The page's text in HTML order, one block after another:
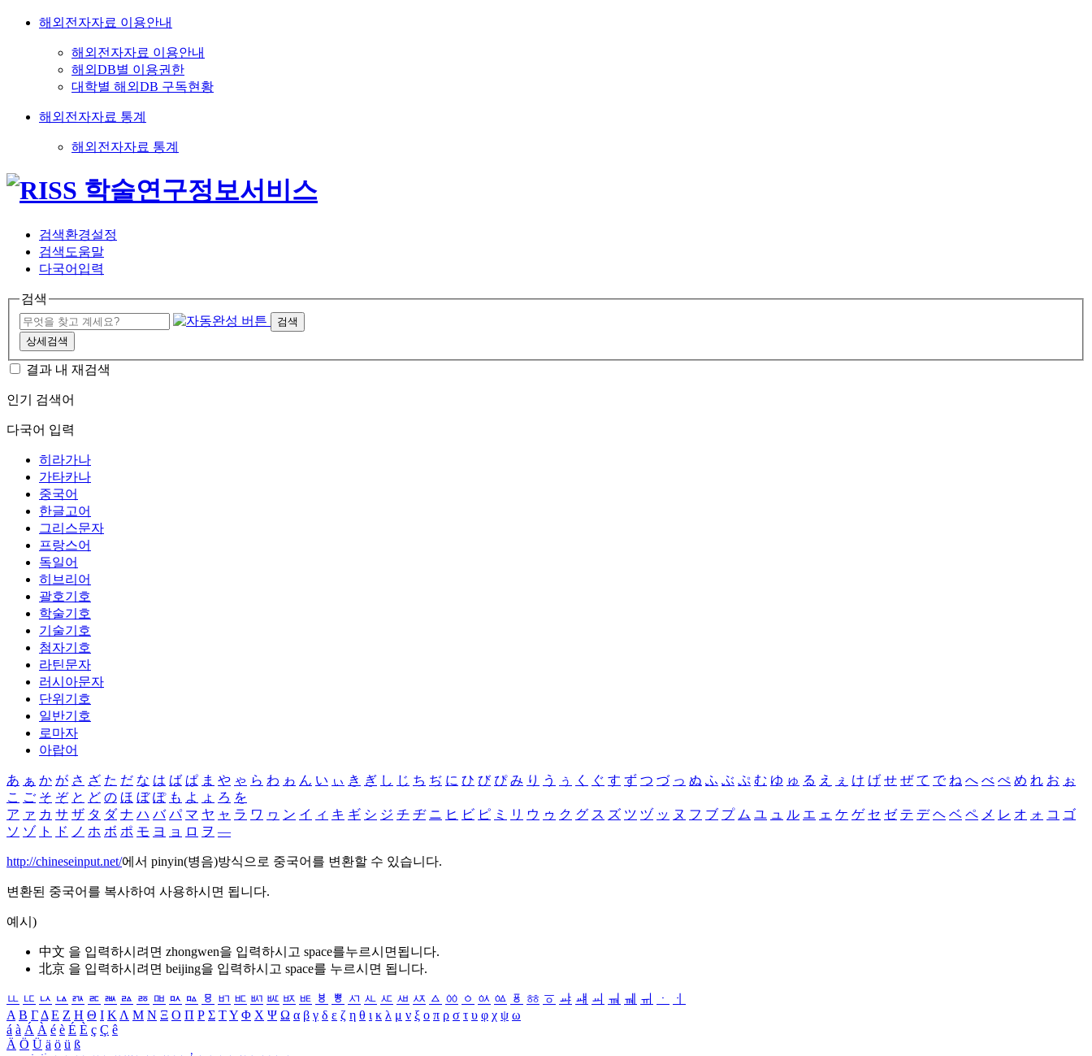
해외전자자료 이용안내
해외전자자료 이용안내
해외DB별 이용권한
대학별 해외DB 구독현황
해외전자자료 통계
해외전자자료 통계
검색환경설정
검색도움말
다국어입력
검색
검색
상세검색
결과 내 재검색
인기 검색어
다국어 입력
히라가나
가타카나
중국어
한글고어
그리스문자
프랑스어
독일어
히브리어
괄호기호
학술기호
기술기호
첨자기호
라틴문자
러시아문자
단위기호
일반기호
로마자
아랍어
あ ぁ か が さ ざ た だ な は ば ぱ ま や ゃ ら わ ゎ ん い ぃ き ぎ し じ ち ぢ に ひ び ぴ み り う ぅ く ぐ す ず つ づ っ ぬ ふ ぶ ぷ む ゆ ゅ る え ぇ け げ せ ぜ て で ね へ べ ぺ め れ お ぉ
こ ご そ ぞ と ど の ほ ぼ ぽ も よ ょ ろ を
ア ァ カ サ ザ タ ダ ナ ハ バ パ マ ヤ ャ ラ ワ ヮ ン イ ィ キ ギ シ ジ チ ヂ ニ ヒ ビ ピ ミ リ ウ ゥ ク グ ス ズ ツ ヅ ッ ヌ フ ブ プ ム ユ ュ ル エ ェ ケ ゲ セ ゼ テ デ ヘ ベ ペ メ レ オ ォ コ ゴ
ソ ゾ ト ド ノ ホ ボ ポ モ ヨ ョ ロ ヲ ―
http://chineseinput.net/에서 pinyin(병음)방식으로 중국어를 변환할 수 있습니다.
변환된 중국어를 복사하여 사용하시면 됩니다.
예시)
中文 을 입력하시려면 zhongwen을 입력하시고 space를누르시면됩니다.
北京 을 입력하시려면 beijing을 입력하시고 space를 누르시면 됩니다.
ㅥ ㅦ ㅧ ㅨ ㅩ ㅪ ㅫ ㅬ ㅭ ㅮ ㅯ ㅰ ㅱ ㅲ ㅳ ㅴ ㅵ ㅶ ㅷ ㅸ ㅹ ㅺ ㅻ ㅼ ㅽ ㅾ ㅿ ㆀ ㆁ ㆂ ㆃ ㆄ ㆅ ㆆ ㆇ ㆈ ㆉ ㆊ ㆋ ㆌ ㆍ
ㆎ
Α Β ΓΔ Ε Ζ Η Θ Ι ΚΛ Μ Ν Ξ Ο Π Ρ Σ ΤΥ Φ Χ Ψ Ω α β γ δ ε ζ η θ ι κ λ μ ν ξ ο π ρ σ τ υ φ χ ψ ω
á à Á À é è É È ç Ç ê
Ä Ö Ü ä ö ü ß